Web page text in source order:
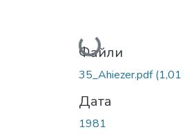
Вантажиться...
Файли
35_Ahiezer.pdf(1,01
Дата
1981